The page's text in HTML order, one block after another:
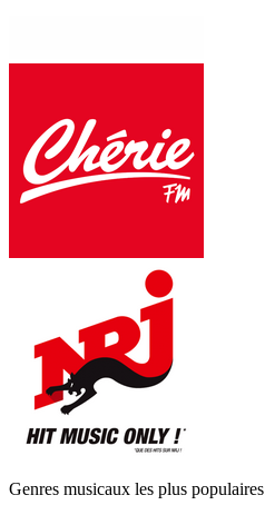
Genres musicaux les plus populaires